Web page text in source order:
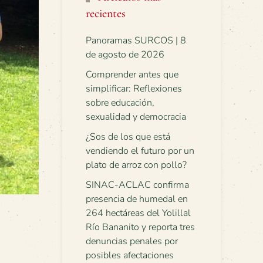
recientes
Panoramas SURCOS | 8
de agosto de 2026
Comprender antes que
simplificar: Reflexiones
sobre educación,
sexualidad y democracia
¿Sos de los que está
vendiendo el futuro por un
plato de arroz con pollo?
SINAC-ACLAC confirma
presencia de humedal en
264 hectáreas del Yolillal
Río Bananito y reporta tres
denuncias penales por
posibles afectaciones